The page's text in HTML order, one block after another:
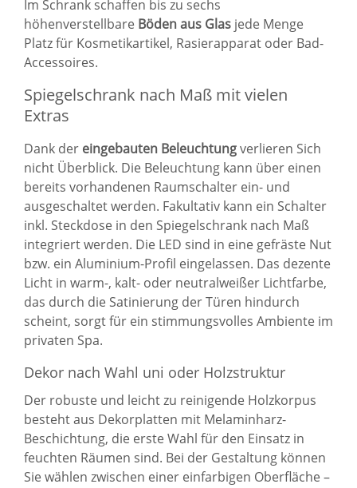
Im Schrank schaffen bis zu sechs
höhenverstellbare Böden aus Glas jede Menge
Platz für Kosmetikartikel, Rasierapparat oder Bad-
Accessoires.
Spiegelschrank nach Maß mit vielen
Extras
Dank der eingebauten Beleuchtungverlieren Sich
nicht Überblick. Die Beleuchtung kann über einen
bereits vorhandenen Raumschalter ein- und
ausgeschaltet werden. Fakultativ kann ein Schalter
inkl. Steckdose in den Spiegelschrank nach Maß
integriert werden. Die LED sind in eine gefräste Nut
bzw. ein Aluminium-Profil eingelassen. Das dezente
Licht in warm-, kalt- oder neutralweißer Lichtfarbe,
das durch die Satinierung der Türen hindurch
scheint, sorgt für ein stimmungsvolles Ambiente im
privaten Spa.
Dekor nach Wahl uni oder Holzstruktur
Der robuste und leicht zu reinigende Holzkorpus
besteht aus Dekorplatten mit Melaminharz-
Beschichtung, die erste Wahl für den Einsatz in
feuchten Räumen sind. Bei der Gestaltung können
Sie wählen zwischen einer einfarbigen Oberfläche –